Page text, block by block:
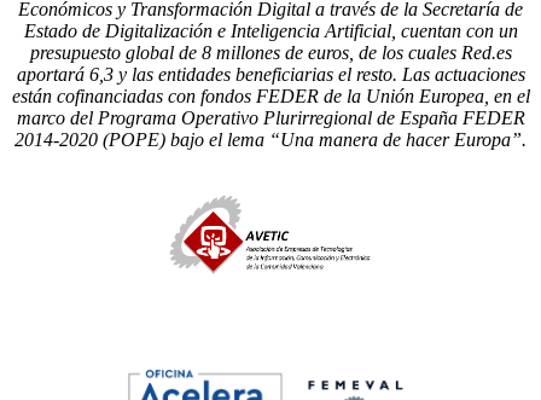
Económicos y Transformación Digital a través de la Secretaría de
Estado de Digitalización e Inteligencia Artificial, cuentan con un
presupuesto global de 8 millones de euros, de los cuales Red.es
aportará 6,3 y las entidades beneficiarias el resto. Las actuaciones
están cofinanciadas con fondos FEDER de la Unión Europea, en el
marco del Programa Operativo Plurirregional de España FEDER
2014-2020 (POPE) bajo el lema “Una manera de hacer Europa”.